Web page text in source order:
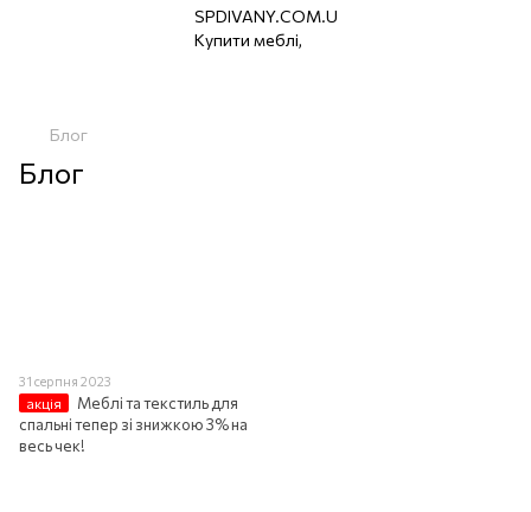
Блог
Блог
31 серпня 2023
акція
Меблі та текстиль для
спальні тепер зі знижкою 3% на
весь чек!